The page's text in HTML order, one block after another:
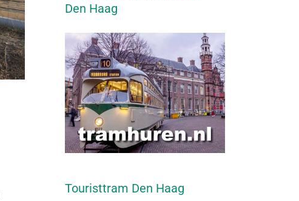
Den Haag
Touristtram Den Haag